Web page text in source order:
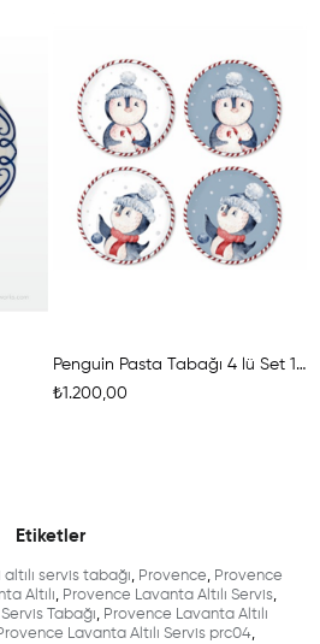
Penguin Pasta Tabağı 4 lü Set 19 cm
₺1.200,00
Etiketler
servis tabağı, Provence, Provence
Altılı, Provence Lavanta Altılı Servis,
Tabağı, Provence Lavanta Altılı
Lavanta Altılı Servis prc04,